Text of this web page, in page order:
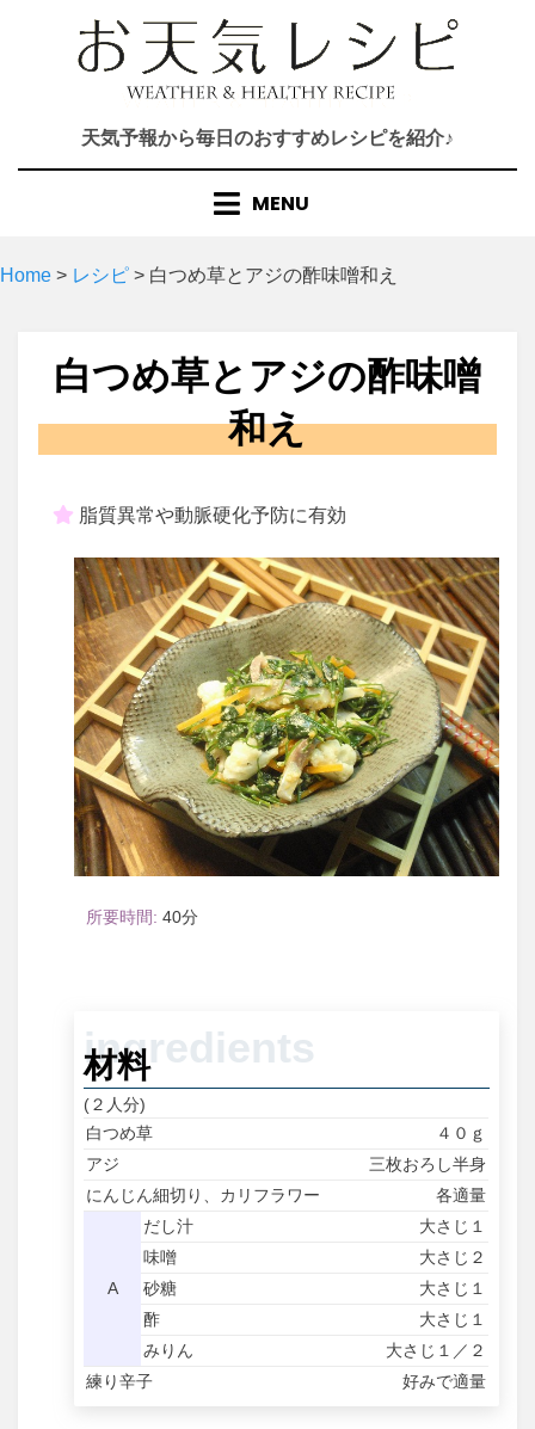
天気予報から毎日のおすすめレシピを紹介♪
MENU
Home > レシピ > 白つめ草とアジの酢味噌和え
白つめ草とアジの酢味噌
和え
脂質異常や動脈硬化予防に有効
40
材料
(２人分)
白つめ草
４０ｇ
アジ
三枚おろし半身
にんじん細切り、カリフラワー
各適量
A
だし汁
大さじ１
味噌
大さじ２
砂糖
大さじ１
酢
大さじ１
みりん
大さじ１／２
練り辛子
好みで適量